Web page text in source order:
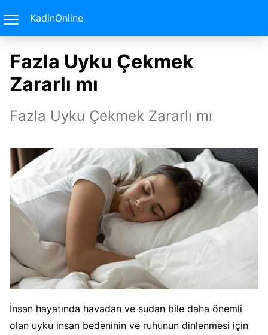
KadinOnline
Fazla Uyku Çekmek
Zararlı mı
Fazla Uyku Çekmek Zararlı mı
İnsan hayatında havadan ve sudan bile daha önemli
olan uyku insan bedeninin ve ruhunun dinlenmesi için